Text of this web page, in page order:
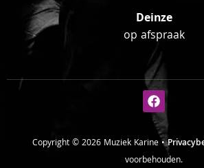
Deinze
op afspraak
Copyright © 2026 Muziek Karine •
voorbehouden.